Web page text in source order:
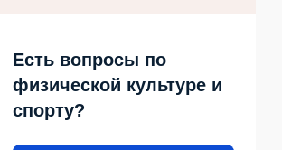
Есть вопросы по
физической культуре и
спорту?